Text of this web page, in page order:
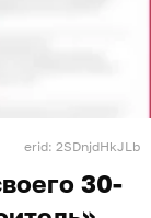
erid: 2SDnjdHkJLb
30-